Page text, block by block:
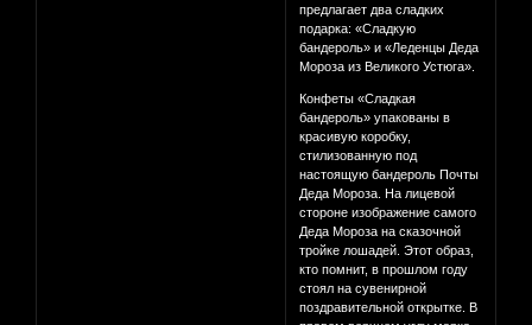
предлагает два сладких
подарка: «Сладкую
бандероль» и «Леденцы Деда
Мороза из Великого Устюга».
Конфеты «Сладкая
бандероль» упакованы в
красивую коробку,
стилизованную под
настоящую бандероль Почты
Деда Мороза. На лицевой
стороне изображение самого
Деда Мороза на сказочной
тройке лошадей. Этот образ,
кто помнит, в прошлом году
стоял на сувенирной
поздравительной открытке. В